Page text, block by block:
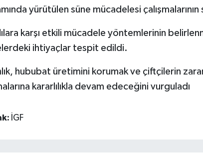
yürütülen süne mücadelesi
karşı etkili mücadele yöntemlerinin
ihtiyaçlar tespit edildi.
hububat üretimini korumak ve çiftçilerin
kararlılıkla devam edeceğini vurguladı
İGF